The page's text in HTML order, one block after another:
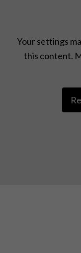
Your settings
this content.